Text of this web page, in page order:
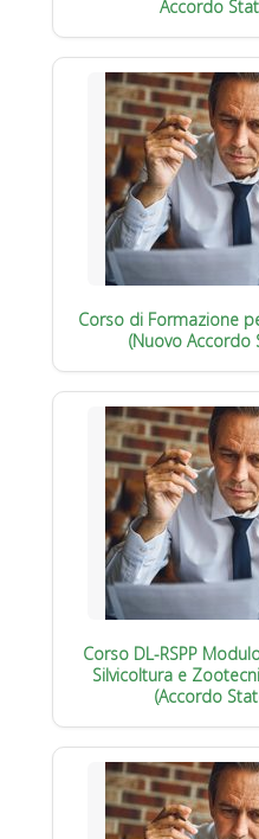
Accordo
Corso di Formazione
(Nuovo Accordo
Corso DL-RSPP
Silvicoltura e
(Accordo